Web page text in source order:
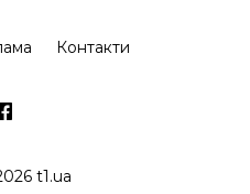
Контакти
t1.ua